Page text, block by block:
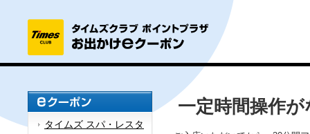
タイムズ スパ・レスタ
一定時間操作